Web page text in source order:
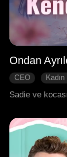
Ondan
CEO